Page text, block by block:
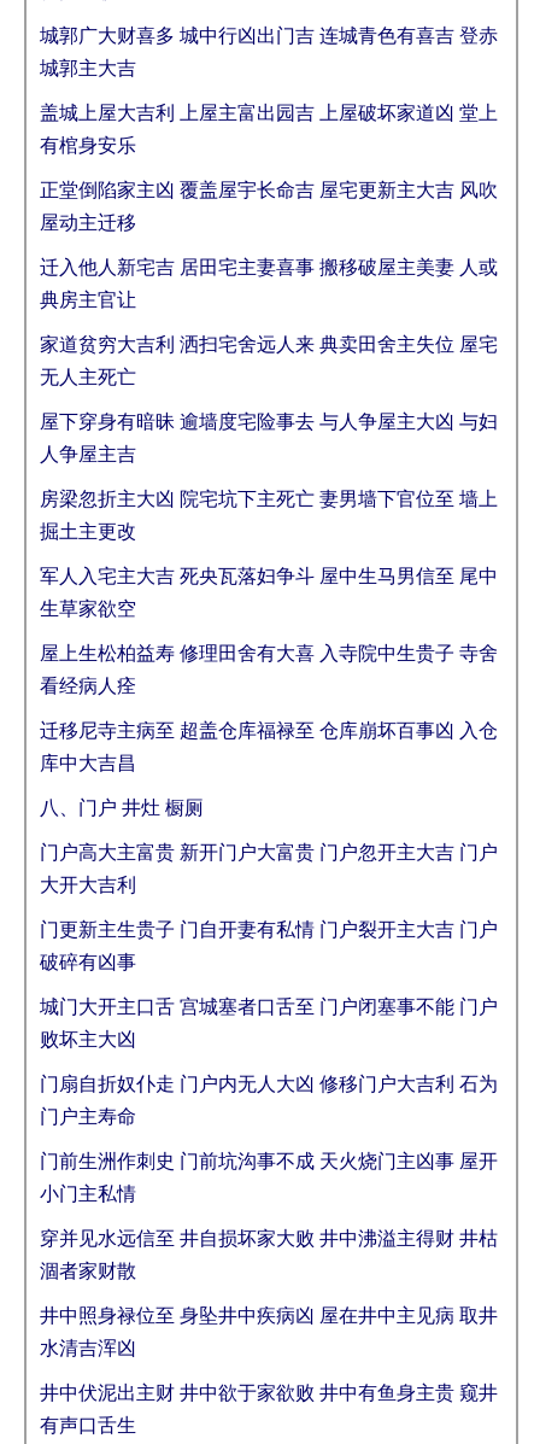
城郭广大财喜多 城中行凶出门吉 连城青色有喜吉 登赤
城郭主大吉
盖城上屋大吉利 上屋主富出园吉 上屋破坏家道凶 堂上
有棺身安乐
正堂倒陷家主凶 覆盖屋宇长命吉 屋宅更新主大吉 风吹
屋动主迁移
迁入他人新宅吉 居田宅主妻喜事 搬移破屋主美妻 人或
典房主官让
家道贫穷大吉利 洒扫宅舍远人来 典卖田舍主失位 屋宅
无人主死亡
屋下穿身有暗昧 逾墙度宅险事去 与人争屋主大凶 与妇
人争屋主吉
房梁忽折主大凶 院宅坑下主死亡 妻男墙下官位至 墙上
掘土主更改
军人入宅主大吉 死央瓦落妇争斗 屋中生马男信至 尾中
生草家欲空
屋上生松柏益寿 修理田舍有大喜 入寺院中生贵子 寺舍
看经病人痊
迁移尼寺主病至 超盖仓库福禄至 仓库崩坏百事凶 入仓
库中大吉昌
八、门户 井灶 橱厕
门户高大主富贵 新开门户大富贵 门户忽开主大吉 门户
大开大吉利
门更新主生贵子 门自开妻有私情 门户裂开主大吉 门户
破碎有凶事
城门大开主口舌 宫城塞者口舌至 门户闭塞事不能 门户
败坏主大凶
门扇自折奴仆走 门户内无人大凶 修移门户大吉利 石为
门户主寿命
门前生洲作刺史 门前坑沟事不成 天火烧门主凶事 屋开
小门主私情
穿并见水远信至 井自损坏家大败 井中沸溢主得财 井枯
涸者家财散
井中照身禄位至 身坠井中疾病凶 屋在井中主见病 取井
水清吉浑凶
井中伏泥出主财 井中欲于家欲败 井中有鱼身主贵 窥井
有声口舌生